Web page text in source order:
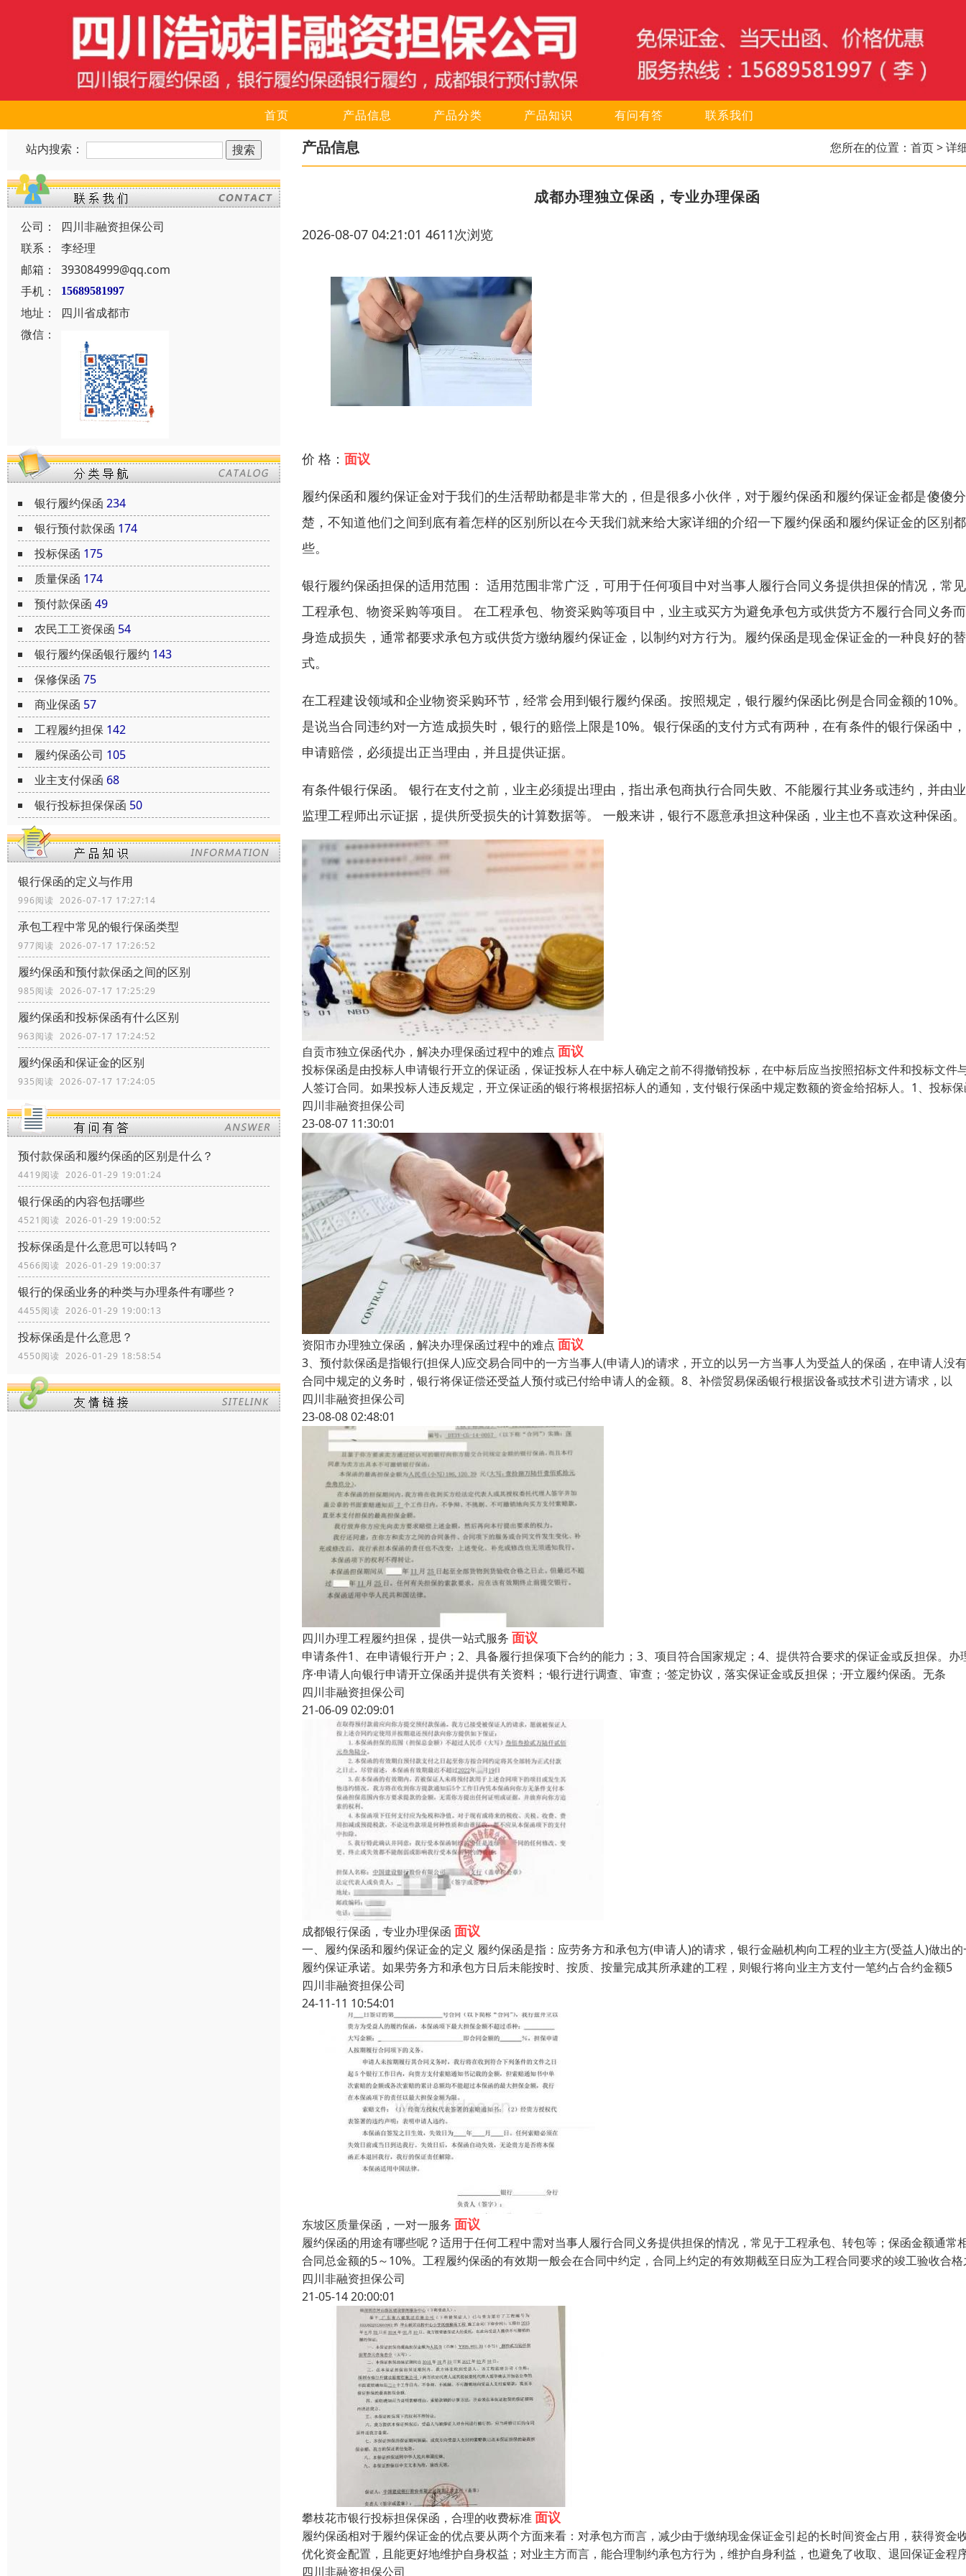
首页 产品信息 产品分类 产品知识 有问有答 联系我们
站内搜索：
公司：
四川非融资担保公司
联系：
李经理
邮箱：
393084999@qq.com
手机：
15689581997
地址：
四川省成都市
微信：
银行履约保函 234
银行预付款保函 174
投标保函 175
质量保函 174
预付款保函 49
农民工工资保函 54
银行履约保函银行履约 143
保修保函 75
商业保函 57
工程履约担保 142
履约保函公司 105
业主支付保函 68
银行投标担保保函 50
银行保函的定义与作用
996阅读 2026-07-17 17:27:14
承包工程中常见的银行保函类型
977阅读 2026-07-17 17:26:52
履约保函和预付款保函之间的区别
985阅读 2026-07-17 17:25:29
履约保函和投标保函有什么区别
963阅读 2026-07-17 17:24:52
履约保函和保证金的区别
935阅读 2026-07-17 17:24:05
预付款保函和履约保函的区别是什么？
4419阅读 2026-01-29 19:01:24
银行保函的内容包括哪些
4521阅读 2026-01-29 19:00:52
投标保函是什么意思可以转吗？
4566阅读 2026-01-29 19:00:37
银行的保函业务的种类与办理条件有哪些？
4455阅读 2026-01-29 19:00:13
投标保函是什么意思？
4550阅读 2026-01-29 18:58:54
产品信息 您所在的位置： 首页> 详
成都办理独立保函，专业办理保函
2026-08-07 04:21:01 4611次浏览
价 格： 面议
履约保函和履约保证金对于我们的生活帮助都是非常大的，但是很多小伙伴，对于履约保函和履约保证金都是傻傻
楚，不知道他们之间到底有着怎样的区别所以在今天我们就来给大家详细的介绍一下履约保函和履约保证金的区别
些。
银行履约保函担保的适用范围： 适用范围非常广泛，可用于任何项目中对当事人履行合同义务提供担保的情况，常
工程承包、物资采购等项目。 在工程承包、物资采购等项目中，业主或买方为避免承包方或供货方不履行合同义务
身造成损失，通常都要求承包方或供货方缴纳履约保证金，以制约对方行为。履约保函是现金保证金的一种良好的
式。
在工程建设领域和企业物资采购环节，经常会用到银行履约保函。按照规定，银行履约保函比例是合同金额的10%
是说当合同违约对一方造成损失时，银行的赔偿上限是10%。银行保函的支付方式有两种，在有条件的银行保函中
申请赔偿，必须提出正当理由，并且提供证据。
有条件银行保函。 银行在支付之前，业主必须提出理由，指出承包商执行合同失败、不能履行其业务或违约，并由
监理工程师出示证据，提供所受损失的计算数据等。 一般来讲，银行不愿意承担这种保函，业主也不喜欢这种保函。
自贡市独立保函代办，解决办理保函过程中的难点 面议
投标保函是由投标人申请银行开立的保证函，保证投标人在中标人确定之前不得撤销投标，在中标后应当按照招标文件和投标文件
人签订合同。如果投标人违反规定，开立保证函的银行将根据招标人的通知，支付银行保函中规定数额的资金给招标人。1、投标
四川非融资担保公司
23-08-07 11:30:01
资阳市办理独立保函，解决办理保函过程中的难点 面议
3、预付款保函是指银行(担保人)应交易合同中的一方当事人(申请人)的请求，开立的以另一方当事人为受益人的保函，在申请人没
合同中规定的义务时，银行将保证偿还受益人预付或已付给申请人的金额。8、补偿贸易保函银行根据设备或技术引进方请求，以
四川非融资担保公司
23-08-08 02:48:01
四川办理工程履约担保，提供一站式服务 面议
申请条件1、在申请银行开户；2、具备履行担保项下合约的能力；3、项目符合国家规定；4、提供符合要求的保证金或反担保。办
序·申请人向银行申请开立保函并提供有关资料；·银行进行调查、审查；·签定协议，落实保证金或反担保；·开立履约保函。无条
四川非融资担保公司
21-06-09 02:09:01
成都银行保函，专业办理保函 面议
一、履约保函和履约保证金的定义 履约保函是指：应劳务方和承包方(申请人)的请求，银行金融机构向工程的业主方(受益人)做出
履约保证承诺。如果劳务方和承包方日后未能按时、按质、按量完成其所承建的工程，则银行将向业主方支付一笔约占合约金额5
四川非融资担保公司
24-11-11 10:54:01
东坡区质量保函，一对一服务 面议
履约保函的用途有哪些呢？适用于任何工程中需对当事人履行合同义务提供担保的情况，常见于工程承包、转包等；保函金额通常
合同总金额的5～10%。工程履约保函的有效期一般会在合同中约定，合同上约定的有效期截至日应为工程合同要求的竣工验收合格
四川非融资担保公司
21-05-14 20:00:01
攀枝花市银行投标担保保函，合理的收费标准面议
履约保函相对于履约保证金的优点要从两个方面来看：对承包方而言，减少由于缴纳现金保证金引起的长时间资金占用，获得资金
优化资金配置，且能更好地维护自身权益；对业主方而言，能合理制约承包方行为，维护自身利益，也避免了收取、退回保证金程
四川非融资担保公司